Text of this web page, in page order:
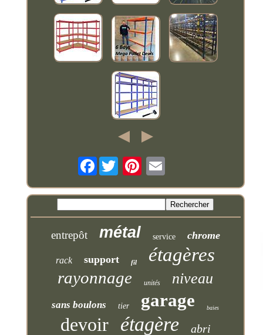
Facebook
entrepôt métal service chrome
rack support fil étagères
rayonnage unités niveau
sans boulons tier garage baies
devoir étagère abri